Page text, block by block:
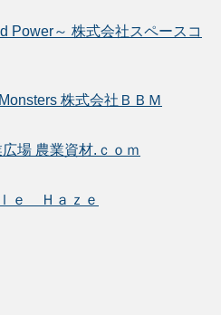
Power～ 株式会社スペースコ
株式会社ＢＢＭ
場 農業資材.ｃｏｍ
ｅ Ｈａｚｅ